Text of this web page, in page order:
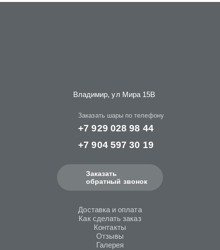
Доставка и оплата
Как сделать заказ
Контакты
Отзывы
Галерея
Владимир, ул Мира 15B
Заказать шары по телефону
+7 929 028 98 44
+7 904 597 30 19
Заказать
обратный звонок